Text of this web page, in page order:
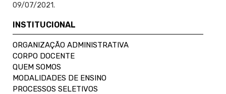
09/07/2021.
INSTITUCIONAL
ORGANIZAÇÃO ADMINISTRATIVA
CORPO DOCENTE
QUEM SOMOS
MODALIDADES DE ENSINO
PROCESSOS SELETIVOS